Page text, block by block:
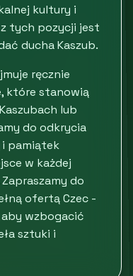
kultury i
tych pozycji jest
ducha Kaszub.
ręcznie
które stanowią
lub
do odkrycia
pamiątek
w każdej
do
ofertą Czec -
aby wzbogacić
sztuki i